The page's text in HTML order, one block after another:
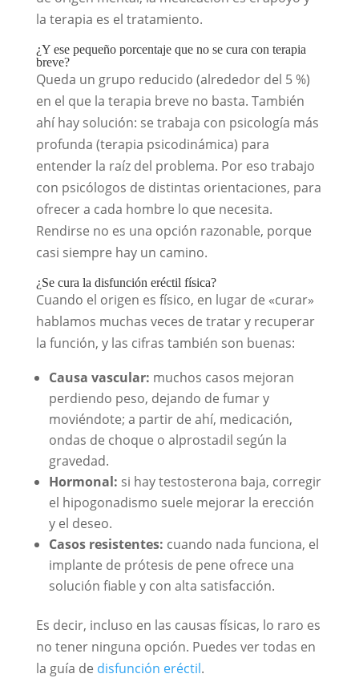
la terapia es el tratamiento.
¿Y ese pequeño porcentaje que no se cura con terapia
breve?
Queda un grupo reducido (alrededor del 5 %)
en el que la terapia breve no basta. También
ahí hay solución: se trabaja con psicología más
profunda (terapia psicodinámica) para
entender la raíz del problema. Por eso trabajo
con psicólogos de distintas orientaciones, para
ofrecer a cada hombre lo que necesita.
Rendirse no es una opción razonable, porque
casi siempre hay un camino.
¿Se cura la disfunción eréctil física?
Cuando el origen es físico, en lugar de «curar»
hablamos muchas veces de tratar y recuperar
la función, y las cifras también son buenas:
Causa vascular: muchos casos mejoran
perdiendo peso, dejando de fumar y
moviéndote; a partir de ahí, medicación,
ondas de choque o alprostadil según la
gravedad.
Hormonal: si hay testosterona baja, corregir
el hipogonadismo suele mejorar la erección
y el deseo.
Casos resistentes: cuando nada funciona, el
implante de prótesis de pene ofrece una
solución fiable y con alta satisfacción.
Es decir, incluso en las causas físicas, lo raro es
no tener ninguna opción. Puedes ver todas en
la guía de disfunción eréctil.